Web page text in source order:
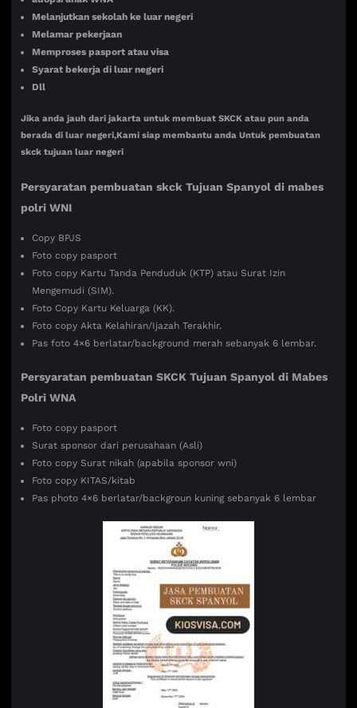
Melanjutkan sekolah ke luar negeri
Melamar pekerjaan
Memproses pasport atau visa
Syarat bekerja di luar negeri
Dll
Jika anda jauh dari jakarta untuk membuat SKCK atau pun anda
berada di luar negeri,Kami siap membantu anda Untuk pembuatan
skck tujuan luar negeri
Persyaratan pembuatan skck TujuanSpanyol di mabes
polri WNI
Copy BPJS
Foto copy pasport
Foto copy Kartu Tanda Penduduk (KTP) atau Surat Izin
Mengemudi (SIM).
Foto Copy Kartu Keluarga (KK).
Foto copy Akta Kelahiran/Ijazah Terakhir.
Pas foto 4×6 berlatar/background merah sebanyak 6 lembar.
Persyaratan pembuatan SKCK TujuanSpanyol di Mabes
Polri WNA
Foto copy pasport
Surat sponsor dari perusahaan (Asli)
Foto copy Surat nikah (apabila sponsor wni)
Foto copy KITAS/kitab
Pas photo 4×6 berlatar/backgroun kuning sebanyak 6 lembar